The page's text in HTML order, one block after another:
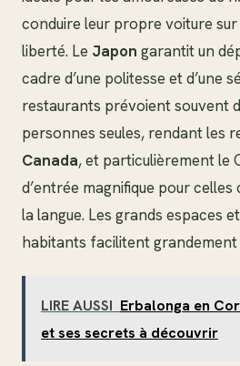
conduire leur propre voiture
liberté. Le Japon garantit un
cadre d’une politesse et d’une
restaurants prévoient souvent
personnes seules, rendant les
Canada, et particulièrement le
d’entrée magnifique pour
la langue. Les grands espaces
habitants facilitent grandement
LIRE AUSSI Erbalonga en
et ses secrets à découvrir